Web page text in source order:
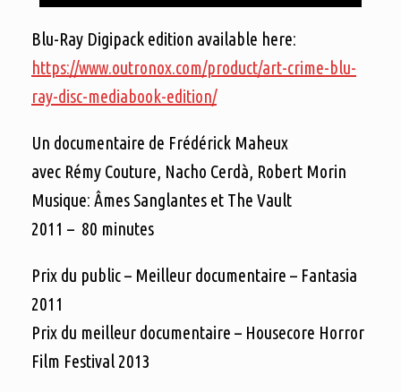
Blu-Ray Digipack edition available here:
https://www.outronox.com/product/art-crime-blu-
ray-disc-mediabook-edition/
Un documentaire de Frédérick Maheux
avec Rémy Couture, Nacho Cerdà, Robert Morin
Musique: Âmes Sanglantes et The Vault
2011 – 80 minutes
Prix du public – Meilleur documentaire – Fantasia
2011
Prix du meilleur documentaire – Housecore Horror
Film Festival 2013